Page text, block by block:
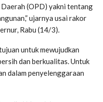
(OPD) yakni tentang
ujarnya usai rakor
Rabu (14/3).
untuk mewujudkan
dan berkualitas. Untuk
dalam penyelenggaraan